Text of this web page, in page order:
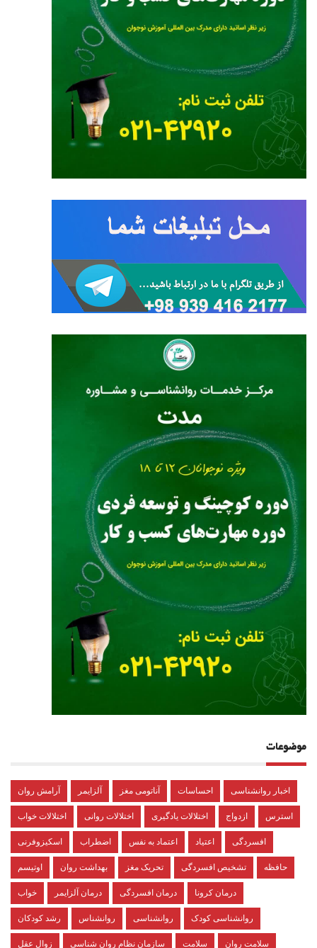
موضوعات
آرامش روان آلزایمر آناتومی مغز احساسات اخبار روانشناسی
اختلالات خواب اختلالات روانی اختلالات یادگیری ازدواج استرس
اسکیزوفرنی اضطراب اعتماد به نفس اعتیاد افسردگی
اوتیسم بهداشت روان تحریک مغز تشخیص افسردگی حافظه
خواب درمان آلزایمر درمان افسردگی درمان کرونا
رشد کودکان روانشناس روانشناسی روانشناسی کودک
زوال عقل سازمان نظام روان شناسی سلامت سلامت روان